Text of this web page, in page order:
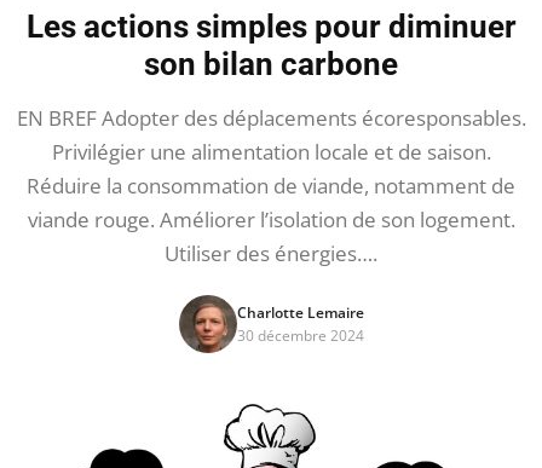
Les actions simples pour diminuer
son bilan carbone
EN BREF Adopter des déplacements écoresponsables.
Privilégier une alimentation locale et de saison.
Réduire la consommation de viande, notamment de
viande rouge. Améliorer l’isolation de son logement.
Utiliser des énergies….
Charlotte Lemaire
30 décembre 2024